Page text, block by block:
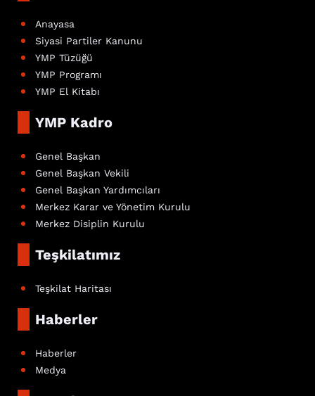
Anayasa
Siyasi Partiler Kanunu
YMP Tüzüğü
YMP Programı
YMP El Kitabı
YMP Kadro
Genel Başkan
Genel Başkan Vekili
Genel Başkan Yardımcıları
Merkez Karar ve Yönetim Kurulu
Merkez Disiplin Kurulu
Teşkilatımız
Teşkilat Haritası
Haberler
Haberler
Medya